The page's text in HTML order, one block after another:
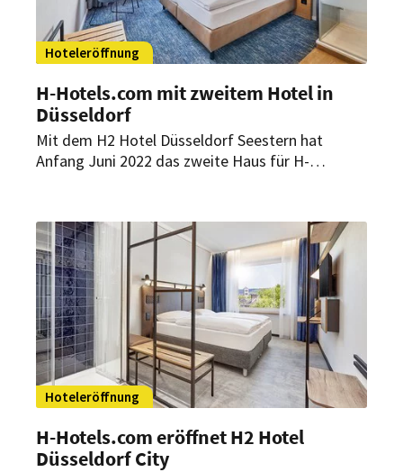
Hoteleröffnung
H-Hotels.com mit zweitem Hotel in
Düsseldorf
Mit dem H2 Hotel Düsseldorf Seestern hat
Anfang Juni 2022 das zweite Haus für H-
insgesamt 300 Zimmer.
Hoteleröffnung
H-Hotels.com eröffnet H2 Hotel
Düsseldorf City